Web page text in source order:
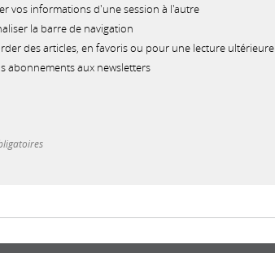
vos informations d'une session à l'autre
la barre de navigation
des articles, en favoris ou pour une lecture ultérieure
abonnements aux newsletters